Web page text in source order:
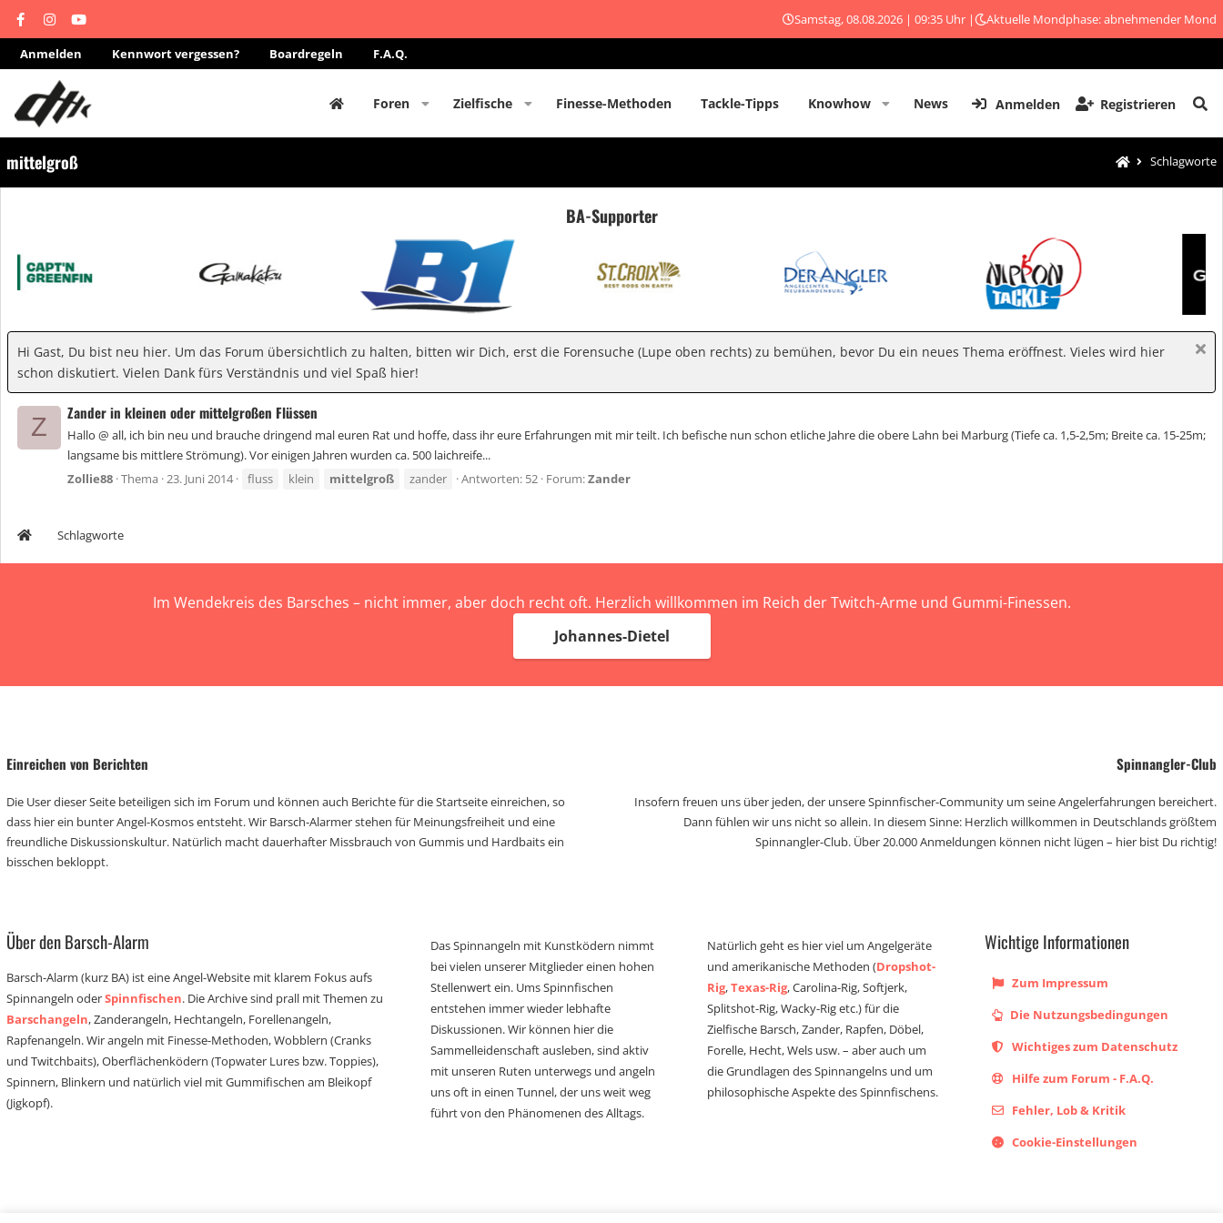
Samstag, 08.08.2026 | 09:35 Uhr | Aktuelle Mondphase: abnehmender Mond
Anmelden Kennwort vergessen? Boardregeln F.A.Q.
Foren Zielfische Finesse-Methoden Tackle-Tipps Knowhow News Anmelden Registrieren
mittelgroß Schlagworte
BA-Supporter
Hi Gast, Du bist neu hier. Um das Forum übersichtlich zu halten, bitten wir Dich, erst die Forensuche (Lupe oben rechts) zu bemühen, bevor Du ein neues Thema eröffnest. Vieles wird hier
schon diskutiert. Vielen Dank fürs Verständnis und viel Spaß hier!
Z
Zander in kleinen oder mittelgroßen Flüssen
Hallo @ all, ich bin neu und brauche dringend mal euren Rat und hoffe, dass ihr eure Erfahrungen mit mir teilt. Ich befische nun schon etliche Jahre die obere Lahn bei Marburg (Tiefe ca. 1,5-2,5m; Breite ca. 15-25m;
langsame bis mittlere Strömung). Vor einigen Jahren wurden ca. 500 laichreife...
Zollie88 Thema 23. Juni 2014 fluss klein mittelgroß zander Antworten: 52 Forum:Zander
Schlagworte
Im Wendekreis des Barsches – nicht immer, aber doch recht oft. Herzlich willkommen im Reich der Twitch-Arme und Gummi-Finessen.
Johannes-Dietel
Einreichen von Berichten
Die User dieser Seite beteiligen sich im Forum und können auch Berichte für die Startseite einreichen, so
dass hier ein bunter Angel-Kosmos entsteht. Wir Barsch-Alarmer stehen für Meinungsfreiheit und eine
freundliche Diskussionskultur. Natürlich macht dauerhafter Missbrauch von Gummis und Hardbaits ein
bisschen bekloppt.
Spinnangler-Club
Insofern freuen uns über jeden, der unsere Spinnfischer-Community um seine Angelerfahrungen bereichert.
Dann fühlen wir uns nicht so allein. In diesem Sinne: Herzlich willkommen in Deutschlands größtem
Spinnangler-Club. Über 20.000 Anmeldungen können nicht lügen – hier bist Du richtig!
Über den Barsch-Alarm
Barsch-Alarm (kurz BA) ist eine Angel-Website mit klarem Fokus aufs
Spinnangeln oderSpinnfischen. Die Archive sind prall mit Themen zu
Barschangeln, Zanderangeln, Hechtangeln, Forellenangeln,
Rapfenangeln. Wir angeln mit Finesse-Methoden, Wobblern (Cranks
und Twitchbaits), Oberflächenködern (Topwater Lures bzw. Toppies),
Spinnern, Blinkern und natürlich viel mit Gummifischen am Bleikopf
(Jigkopf).
Das Spinnangeln mit Kunstködern nimmt
bei vielen unserer Mitglieder einen hohen
Stellenwert ein. Ums Spinnfischen
entstehen immer wieder lebhafte
Diskussionen. Wir können hier die
Sammelleidenschaft ausleben, sind aktiv
mit unseren Ruten unterwegs und angeln
uns oft in einen Tunnel, der uns weit weg
führt von den Phänomenen des Alltags.
Natürlich geht es hier viel um Angelgeräte
und amerikanische Methoden (Dropshot-
Rig,Texas-Rig, Carolina-Rig, Softjerk,
Splitshot-Rig, Wacky-Rig etc.) für die
Zielfische Barsch, Zander, Rapfen, Döbel,
Forelle, Hecht, Wels usw. – aber auch um
die Grundlagen des Spinnangelns und um
philosophische Aspekte des Spinnfischens.
Wichtige Informationen
Zum Impressum
Die Nutzungsbedingungen
Wichtiges zum Datenschutz
Hilfe zum Forum - F.A.Q.
Fehler, Lob & Kritik
Cookie-Einstellungen